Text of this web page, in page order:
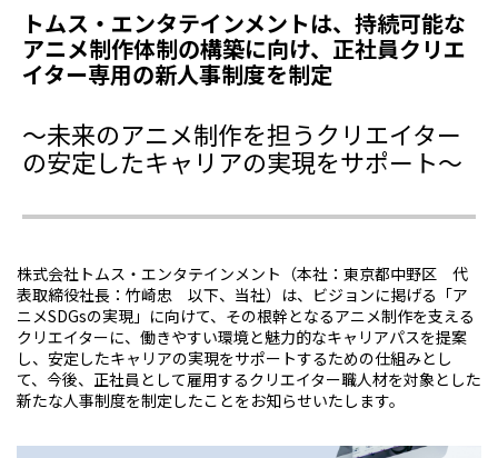
トムス・エンタテインメントは、持続可能な
アニメ制作体制の構築に向け、正社員クリエ
イター専用の新人事制度を制定
～未来のアニメ制作を担うクリエイター
の安定したキャリアの実現をサポート～
株式会社トムス・エンタテインメント（本社：東京都中野区 代
表取締役社長：竹崎忠 以下、当社）は、ビジョンに掲げる「ア
ニメSDGsの実現」に向けて、その根幹となるアニメ制作を支える
クリエイターに、働きやすい環境と魅力的なキャリアパスを提案
し、安定したキャリアの実現をサポートするための仕組みとし
て、今後、正社員として雇用するクリエイター職人材を対象とした
新たな人事制度を制定したことをお知らせいたします。